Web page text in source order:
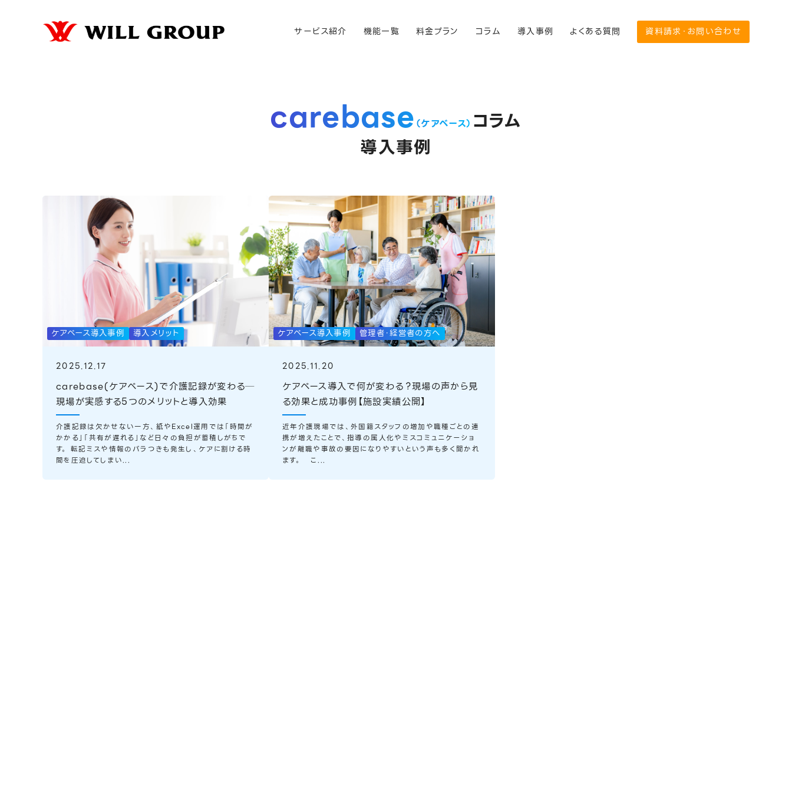
サービス紹介 機能一覧 料金プラン コラム 導入事例 よくある質問 資料請求・お問い合わせ
carebase （ケアベース） コラム
導入事例
ケアベース導入事例 導入メリット
2025.12.17
carebase(ケアベース)で介護記録が変わる─
現場が実感する5つのメリットと導入効果
介護記録は欠かせない一方、紙やExcel運用では「時間が
かかる」「共有が遅れる」など日々の負担が蓄積しがちで
す。 転記ミスや情報のバラつきも発生し、ケアに割ける時
間を圧迫してしまい...
ケアベース導入事例 管理者・経営者の方へ
2025.11.20
ケアベース導入で何が変わる？現場の声から見
る効果と成功事例【施設実績公開】
近年介護現場では、外国籍スタッフの増加や職種ごとの連
携が増えたことで、指導の属人化やミスコミュニケーショ
ンが離職や事故の要因になりやすいという声も多く聞かれ
ます。 こ...